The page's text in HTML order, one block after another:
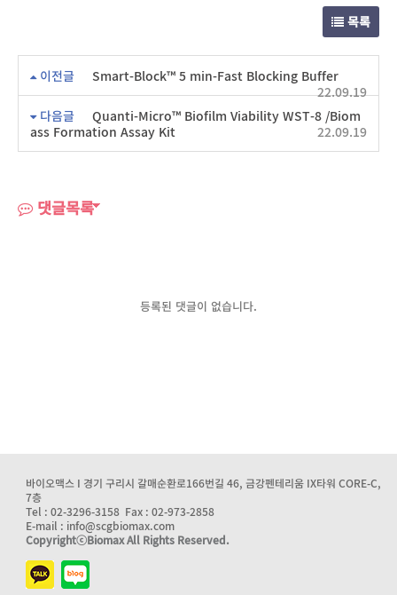
목록
이전글
Smart-Block™ 5 min-Fast Blocking Buffer
22.09.19
다음글
Quanti-Micro™ Biofilm Viability WST-8 /Biom
ass Formation Assay Kit
22.09.19
댓글목록
등록된 댓글이 없습니다.
바이오맥스 I 경기 구리시 갈매순환로166번길 46, 금강펜테리움 IX타워 CORE-C,
7층
Tel : 02-3296-3158 Fax : 02-973-2858
E-mail : info@scgbiomax.com
CopyrightⓒBiomax All Rights Reserved.